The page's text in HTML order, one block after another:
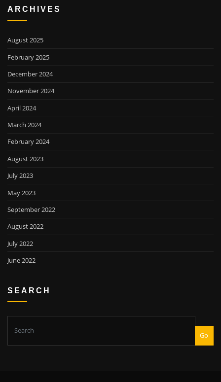
ARCHIVES
August 2025
February 2025
December 2024
November 2024
April 2024
March 2024
February 2024
August 2023
July 2023
May 2023
September 2022
August 2022
July 2022
June 2022
SEARCH
Go